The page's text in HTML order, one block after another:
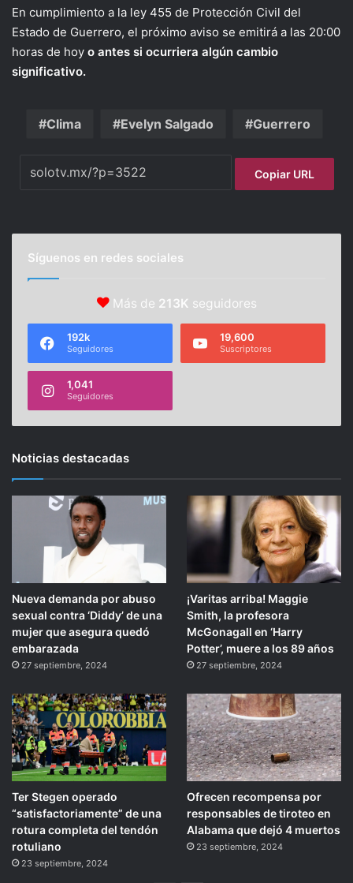
En cumplimiento a la ley 455 de Protección Civil del
Estado de Guerrero, el próximo aviso se emitirá a las 20:00
horas de hoy o antes si ocurriera algún cambio
significativo.
Clima Evelyn Salgado Guerrero
Copiar URL
Síguenos en redes sociales
Más de 213K seguidores
192k
Seguidores
19,600
Suscriptores
1,041
Seguidores
Noticias destacadas
Nueva demanda por abuso
sexual contra ‘Diddy’ de una
mujer que asegura quedó
embarazada
27 septiembre, 2024
¡Varitas arriba! Maggie
Smith, la profesora
McGonagall en ‘Harry
Potter’, muere a los 89 años
27 septiembre, 2024
Ter Stegen operado
“satisfactoriamente” de una
rotura completa del tendón
rotuliano
23 septiembre, 2024
Ofrecen recompensa por
responsables de tiroteo en
Alabama que dejó 4 muertos
23 septiembre, 2024